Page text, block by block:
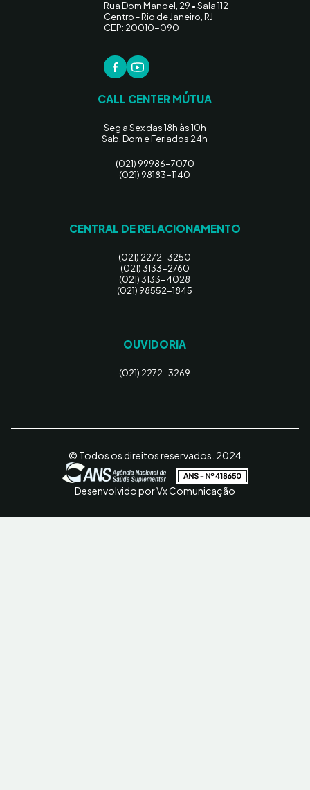
Rua Dom Manoel, 29 • Sala 112
Centro - Rio de Janeiro, RJ
CEP: 20010-090
CALL CENTER MÚTUA
Seg a Sex das 18h às 10h
Sab, Dom e Feriados 24h
(021) 99986-7070
(021) 98183-1140
CENTRAL DE RELACIONAMENTO
(021) 2272-3250
(021) 3133-2760
(021) 3133-4028
(021) 98552-1845
OUVIDORIA
(021) 2272-3269
© Todos os direitos reservados. 2024
Desenvolvido por Vx Comunicação